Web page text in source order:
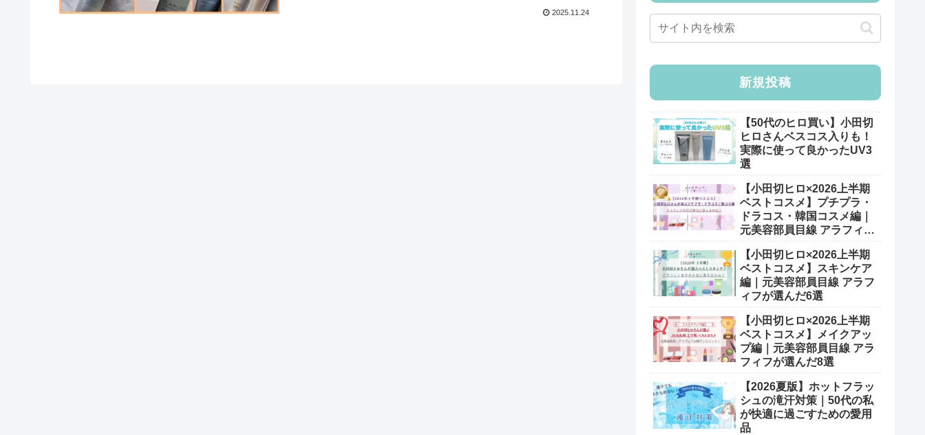
2025.11.24
新規投稿
【50代のヒロ買い】小田切
ヒロさんベスコス入りも！
実際に使って良かったUV3
選
【小田切ヒロ×2026上半期
ベストコスメ】プチプラ・
ドラコス・韓国コスメ編｜
元美容部員目線 アラフィフ
【小田切ヒロ×2026上半期
ベストコスメ】スキンケア
編｜元美容部員目線 アラフ
ィフが選んだ6選
【小田切ヒロ×2026上半期
ベストコスメ】メイクアッ
プ編｜元美容部員目線 アラ
フィフが選んだ8選
【2026夏版】ホットフラッ
シュの滝汗対策｜50代の私
が快適に過ごすための愛用
品